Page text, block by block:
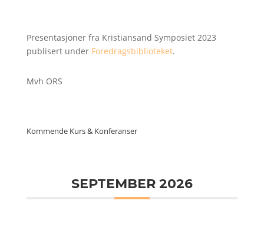
Presentasjoner fra Kristiansand Symposiet 2023
publisert under Foredragsbiblioteket.
Mvh ORS
Kommende Kurs & Konferanser
SEPTEMBER 2026